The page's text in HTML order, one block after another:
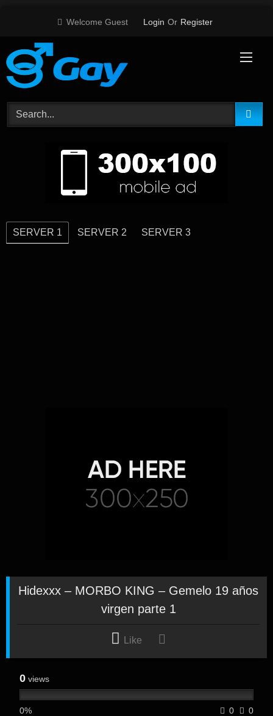
Welcome Guest Login Or Register
SERVER 1 SERVER 2 SERVER 3
Hidexxx – MORBO KING – Gemelo 19 años
virgen parte 1
Like
0 views
0% 0 0